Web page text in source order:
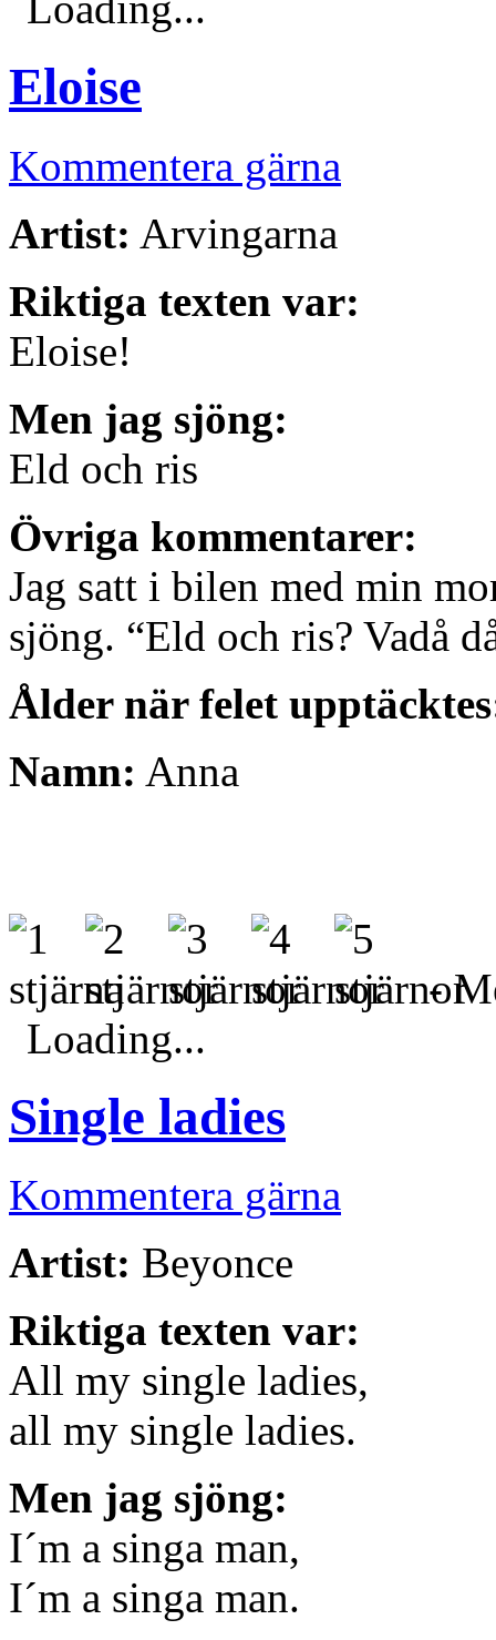
Eloise
Kommentera gärna
Artist: Arvingarna
Riktiga texten var:
Eloise!
Men jag sjöng:
Eld och ris
Övriga kommentarer:
Jag satt i bilen med min
sjöng. “Eld och ris? Vadå
Ålder när felet
Namn: Anna
-
Loading...
Single ladies
Kommentera gärna
Artist: Beyonce
Riktiga texten var:
All my single ladies,
all my single ladies.
Men jag sjöng:
I´m a singa man,
I´m a singa man.